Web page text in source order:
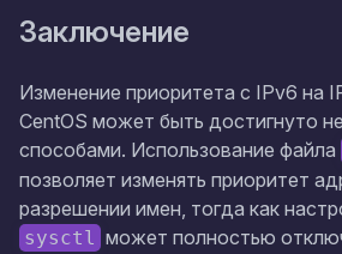
Заключение
Изменение приоритета с IPv6 на
CentOS может быть достигнуто
способами. Использование файла
позволяет изменять приоритет
разрешении имен, тогда как
sysctl может полностью